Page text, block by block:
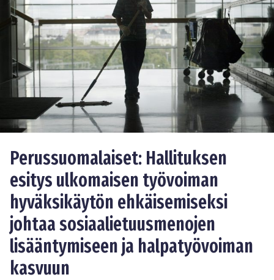
Perussuomalaiset: Hallituksen
esitys ulkomaisen työvoiman
hyväksikäytön ehkäisemiseksi
johtaa sosiaalietuusmenojen
lisääntymiseen ja halpatyövoiman
kasvuun